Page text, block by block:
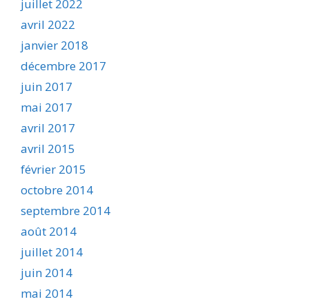
juillet 2022
avril 2022
janvier 2018
décembre 2017
juin 2017
mai 2017
avril 2017
avril 2015
février 2015
octobre 2014
septembre 2014
août 2014
juillet 2014
juin 2014
mai 2014